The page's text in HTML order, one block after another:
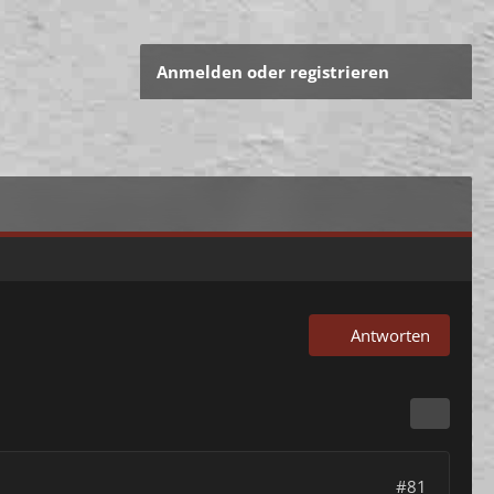
Anmelden oder registrieren
Antworten
#81